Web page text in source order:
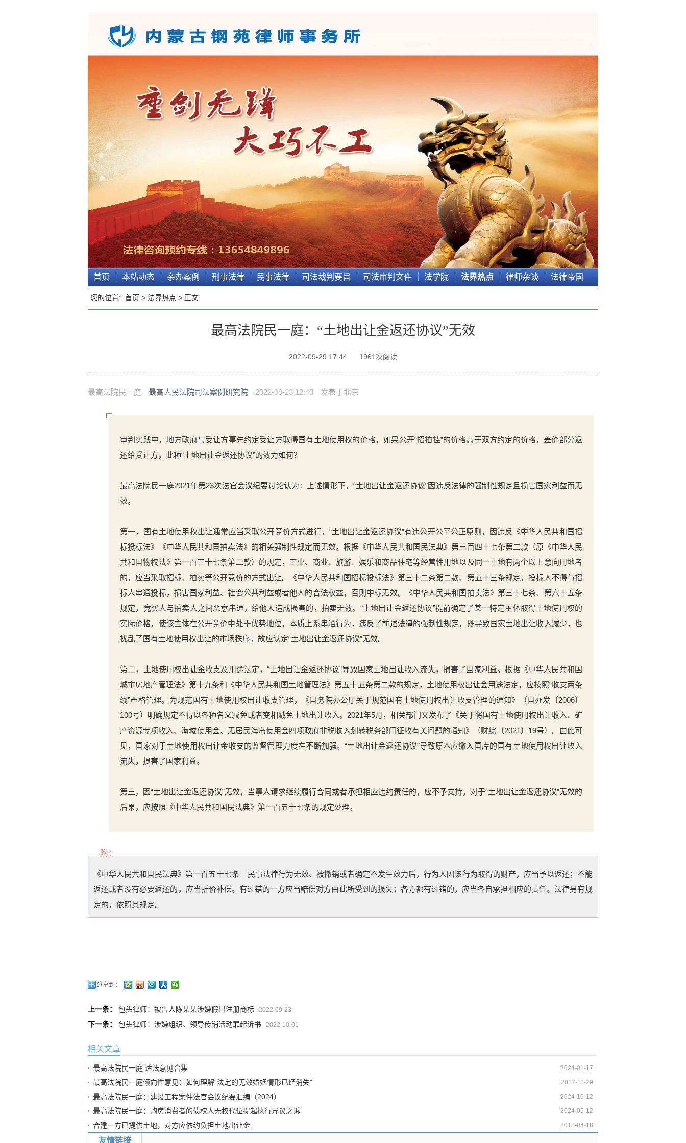
首页 本站动态 亲办案例 刑事法律 民事法律 司法裁判要旨 司法审判文件 法学院 法界热点 律师杂谈 法律帝国
您的位置: 首页 > 法界热点 > 正文
最高法院民一庭：“土地出让金返还协议”无效
2022-09-29 17:44 1961 次阅读
最高法院民一庭 最高人民法院司法案例研究院 2022-09-23 12:40 发表于北京
审判实践中，地方政府与受让方事先约定受让方取得国有土地使用权的价格，如果公开“招拍挂”的价格高于双方约定的价格，差价部分返
还给受让方，此种“土地出让金返还协议”的效力如何？
最高法院民一庭2021年第23次法官会议纪要讨论认为：上述情形下，“土地出让金返还协议”因违反法律的强制性规定且损害国家利益而无
效。
第一，国有土地使用权出让通常应当采取公开竞价方式进行，“土地出让金返还协议”有违公开公平公正原则，因违反《中华人民共和国招
标投标法》《中华人民共和国拍卖法》的相关强制性规定而无效。根据《中华人民共和国民法典》第三百四十七条第二款（原《中华人民
共和国物权法》第一百三十七条第二款）的规定，工业、商业、旅游、娱乐和商品住宅等经营性用地以及同一土地有两个以上意向用地者
的，应当采取招标、拍卖等公开竞价的方式出让。《中华人民共和国招标投标法》第三十二条第二款、第五十三条规定，投标人不得与招
标人串通投标，损害国家利益、社会公共利益或者他人的合法权益，否则中标无效。《中华人民共和国拍卖法》第三十七条、第六十五条
规定，竞买人与拍卖人之间恶意串通，给他人造成损害的，拍卖无效。“土地出让金返还协议”提前确定了某一特定主体取得土地使用权的
实际价格，使该主体在公开竞价中处于优势地位，本质上系串通行为，违反了前述法律的强制性规定，既导致国家土地出让收入减少，也
扰乱了国有土地使用权出让的市场秩序，故应认定“土地出让金返还协议”无效。
第二，土地使用权出让金收支及用途法定，“土地出让金返还协议”导致国家土地出让收入流失，损害了国家利益。根据《中华人民共和国
城市房地产管理法》第十九条和《中华人民共和国土地管理法》第五十五条第二款的规定，土地使用权出让金用途法定，应按照“收支两条
线”严格管理。为规范国有土地使用权出让收支管理，《国务院办公厅关于规范国有土地使用权出让收支管理的通知》（国办发〔2006〕
100号）明确规定不得以各种名义减免或者变相减免土地出让收入。2021年5月，相关部门又发布了《关于将国有土地使用权出让收入、矿
产资源专项收入、海域使用金、无居民海岛使用金四项政府非税收入划转税务部门征收有关问题的通知》（财综〔2021〕19号）。由此可
见，国家对于土地使用权出让金收支的监督管理力度在不断加强。“土地出让金返还协议”导致原本应缴入国库的国有土地使用权出让收入
流失，损害了国家利益。
第三，因“土地出让金返还协议”无效，当事人请求继续履行合同或者承担相应违约责任的，应不予支持。对于“土地出让金返还协议”无效的
后果，应按照《中华人民共和国民法典》第一百五十七条的规定处理。
附：
《中华人民共和国民法典》第一百五十七条 民事法律行为无效、被撤销或者确定不发生效力后，行为人因该行为取得的财产，应当予以返还；不能
返还或者没有必要返还的，应当折价补偿。有过错的一方应当赔偿对方由此所受到的损失；各方都有过错的，应当各自承担相应的责任。法律另有规
定的，依照其规定。
分享到：
上一条： 包头律师：被告人陈某某涉嫌假冒注册商标 2022-09-23
下一条： 包头律师：涉嫌组织、领导传销活动罪起诉书 2022-10-01
相关文章
最高法院民一庭 适法意见合集 2024-01-17
最高法院民一庭倾向性意见：如何理解“法定的无效婚姻情形已经消失” 2017-11-29
最高法院民一庭：建设工程案件法官会议纪要汇编（2024） 2024-10-12
最高法院民一庭：购房消费者的债权人无权代位提起执行异议之诉 2024-05-12
合建一方已提供土地，对方应依约负担土地出让金 2018-04-18
友情链接